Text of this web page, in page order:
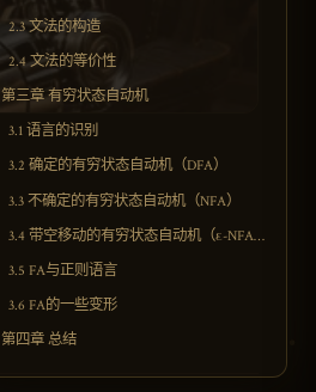
2.3 文法的构造
2.4 文法的等价性
第三章 有穷状态自动机
3.1 语言的识别
3.2 确定的有穷状态自动机（DFA）
3.3 不确定的有穷状态自动机（NFA）
3.4 带空移动的有穷状态自动机（ε-NFA）
3.5 FA与正则语言
3.6 FA的一些变形
第四章 总结